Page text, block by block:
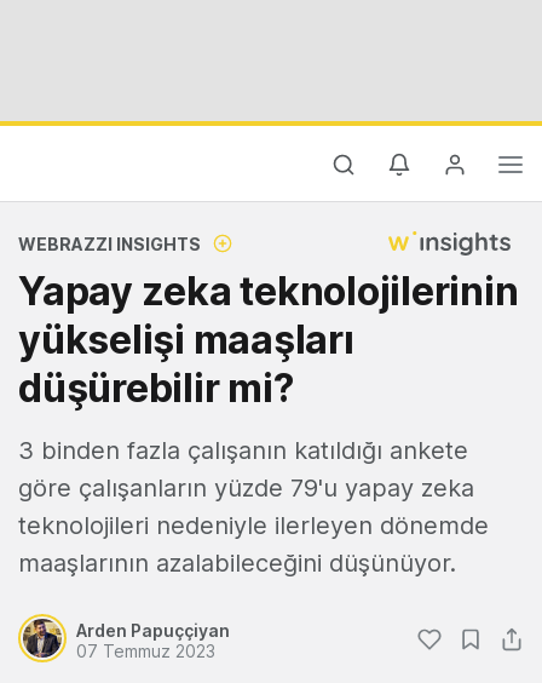
WEBRAZZI INSIGHTS
Yapay zeka teknolojilerinin
yükselişi maaşları
düşürebilir mi?
3 binden fazla çalışanın katıldığı ankete
göre çalışanların yüzde 79'u yapay zeka
teknolojileri nedeniyle ilerleyen dönemde
maaşlarının azalabileceğini düşünüyor.
Arden Papuççiyan
07 Temmuz 2023